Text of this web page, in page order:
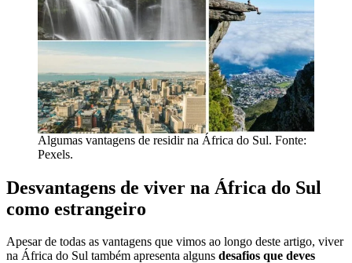
Algumas vantagens de residir na África do Sul. Fonte:
Pexels.
Desvantagens de viver na África do Sul
como estrangeiro
Apesar de todas as vantagens que vimos ao longo deste artigo, viver
na África do Sul também apresenta alguns desafios que deves